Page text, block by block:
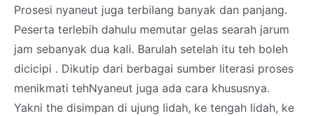
Prosesi nyaneut juga terbilang banyak dan panjang.
Peserta terlebih dahulu memutar gelas searah jarum
jam sebanyak dua kali. Barulah setelah itu teh boleh
dicicipi . Dikutip dari berbagai sumber literasi proses
menikmati tehNyaneut juga ada cara khususnya.
Yakni the disimpan di ujung lidah, ke tengah lidah, ke